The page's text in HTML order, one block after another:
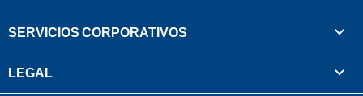
SERVICIOS CORPORATIVOS
LEGAL